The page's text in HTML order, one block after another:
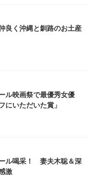
良く沖縄と釧路のお土産
ル映画祭で最優秀女優
いただいた賞」
ール喝采！ 妻夫木聡＆深
激